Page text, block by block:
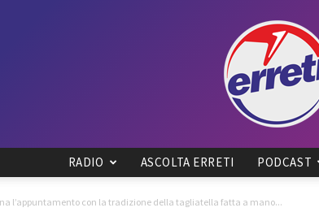
RADIO ASCOLTA ERRETI PODCAST
l’appuntamento con la tradizione della tagliatella fatta a mano...